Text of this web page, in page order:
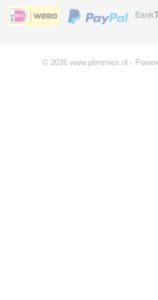
© 2026 www.plimmies.nl -